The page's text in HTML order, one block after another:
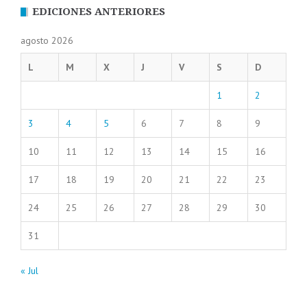
EDICIONES ANTERIORES
agosto 2026
L M X J V S D
1 2
3 4 5 6 7 8 9
10 11 12 13 14 15 16
17 18 19 20 21 22 23
24 25 26 27 28 29 30
31
« Jul